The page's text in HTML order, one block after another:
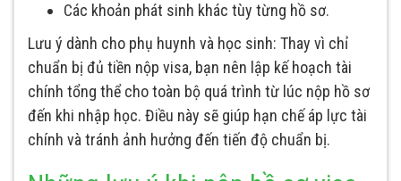
Các khoản phát sinh khác tùy từng hồ sơ.
Lưu ý dành cho phụ huynh và học sinh: Thay vì chỉ
chuẩn bị đủ tiền nộp visa, bạn nên lập kế hoạch tài
chính tổng thể cho toàn bộ quá trình từ lúc nộp hồ sơ
đến khi nhập học. Điều này sẽ giúp hạn chế áp lực tài
chính và tránh ảnh hưởng đến tiến độ chuẩn bị.